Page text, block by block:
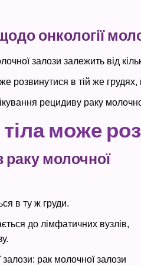
онкології
залози залежить від
розвинутися в тій же
рецидиву раку
тіла може
молочної
в ту ж груди.
до лімфатичних вузлів,
рак молочної залози